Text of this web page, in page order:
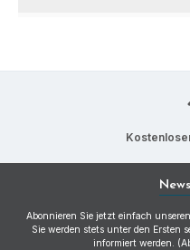
Abonnieren Sie jetzt einfach
Sie werden stets unter den Ersten
informiert werden.